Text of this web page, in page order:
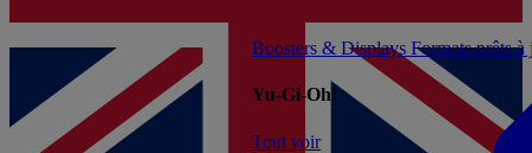
Boosters & Displays Formats prêts
Yu-Gi-Oh!
Tout voir